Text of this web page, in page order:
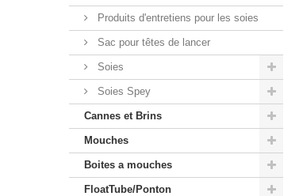
Produits d'entretiens pour les soies
Sac pour têtes de lancer
Soies
Soies Spey
Cannes et Brins
Mouches
Boites a mouches
FloatTube/Ponton